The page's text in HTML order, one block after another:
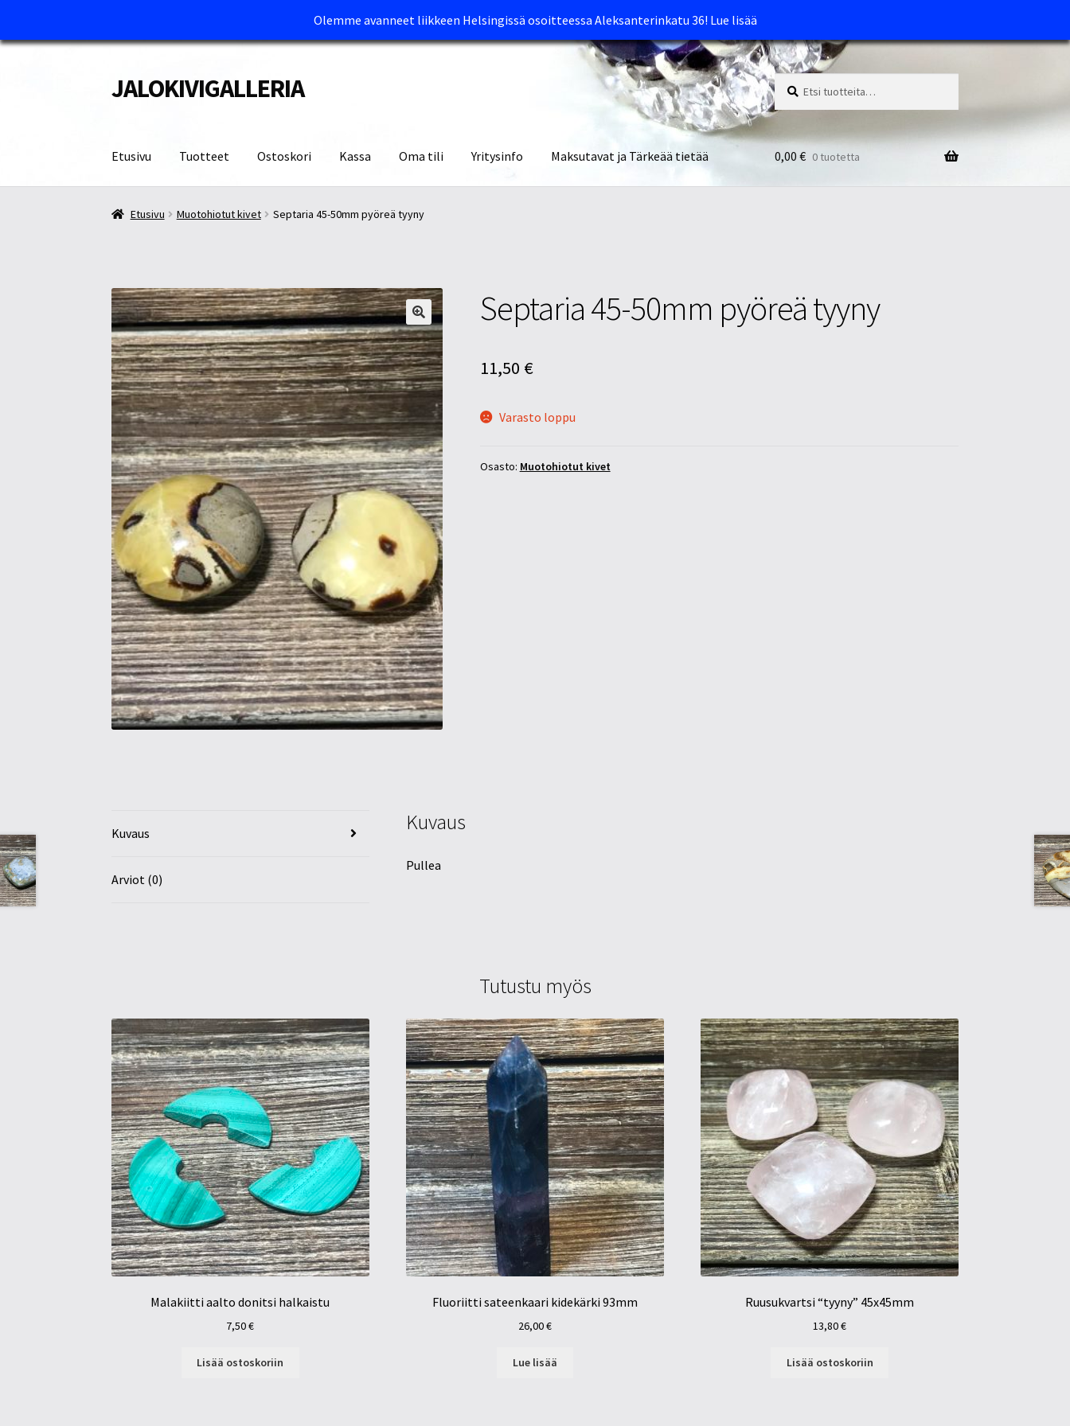
Olemme avanneet liikkeen Helsingissä osoitteessa Aleksanterinkatu 36! Lue lisää
Siirry
navigointiin
Siirry
sisältöön
JALOKIVIGALLERIA Etsi:
Haku
Etusivu Tuotteet Ostoskori Kassa Oma tili Yritysinfo Maksutavat ja Tärkeää tietää
Etusivu Kassa Maksutavat ja Tärkeää tietää Myymälät
0,00 € 0 tuotetta
Etusivu Muotohiotut kivet Septaria 45-50mm pyöreä tyyny
Septaria 45-50mm pyöreä tyyny
11,50 €
Varasto loppu
Osasto: Muotohiotut kivet
Kuvaus
Arviot (0)
Kuvaus
Pullea
Tutustu myös
Malakiitti aalto donitsi halkaistu
7,50€
Lisää ostoskoriin
Fluoriitti sateenkaari kidekärki 93mm
26,00€
Lue lisää
Ruusukvartsi “tyyny” 45x45mm
13,80€
Lisää ostoskoriin